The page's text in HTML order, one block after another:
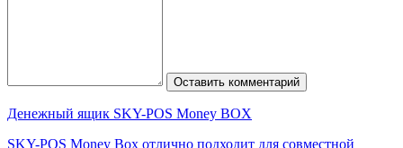
Оставить комментарий
Денежный ящик SKY-POS Money BOX
SKY-POS Money Box отлично подходит для совместной